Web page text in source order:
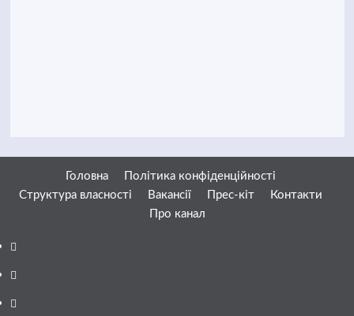
Головна
Політика конфіденційності
Структура власності
Вакансії Прес-кіт
Контакти
Про канал
Facebook
YouTube
Telegram